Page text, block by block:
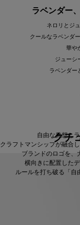
ラベンダー
ネロリとジ
クールなラベンダ
華や
ジューシ
ラベンダー
クチ
自由な発想と
クラフトマンシップが融合
ブランドのロゴを、
横向きに配置した
ルールを打ち破る「自